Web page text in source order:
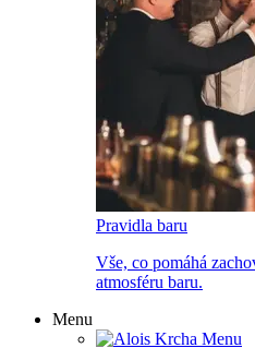
Pravidla baru
Vše, co pomáhá
atmosféru baru.
Menu